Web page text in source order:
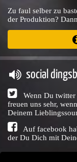
Zu faul selber zu
der Produktion?
social
Wenn Du
freuen uns sehr,
Deinem
Auf facebook
der Du Dich mit